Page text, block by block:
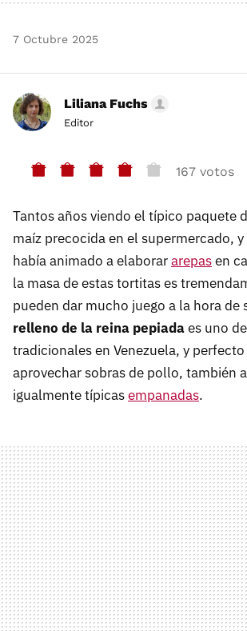
7 Octubre 2025
Liliana Fuchs
Editor
167 votos
Tantos años viendo el típico paquete
maíz precocida en el supermercado,
había animado a elaborararepasen
la masa de estas tortitas es
pueden dar mucho juego a la hora de
relleno de la reina pepiadaes uno
tradicionales en Venezuela, y
aprovechar sobras de pollo, también
igualmente típicasempanadas.